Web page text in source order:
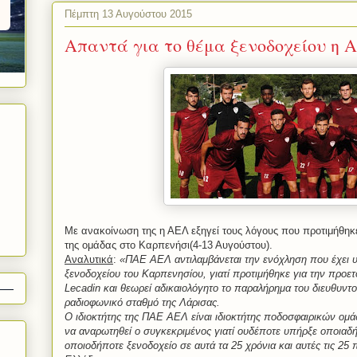
Πέμπτη 13 Αυγούστου 2015
Απαντά για το θέμα ξενοδοχείου η
Με ανακοίνωση της η ΑΕΛ εξηγεί τους λόγους που
της ομάδας στο Καρπενήσι(4-13 Αυγούστου).
Αναλυτικά: «ΠΑΕ ΑΕΛ αντιλαμβάνεται την ενόχληση που έχει
ξενοδοχείου του Καρπενησίου, γιατί προτιμήθηκε για την
Lecadin και θεωρεί αδικαιολόγητο το παραλήρημα του
ραδιοφωνικό σταθμό της Λάρισας.
Ο ιδιοκτήτης της ΠΑΕ ΑΕΛ είναι ιδιοκτήτης ποδοσφαιρικών
να αναρωτηθεί ο συγκεκριμένος γιατί ουδέποτε υπήρξε
οποιοδήποτε ξενοδοχείο σε αυτά τα 25 χρόνια και αυτές τις 25